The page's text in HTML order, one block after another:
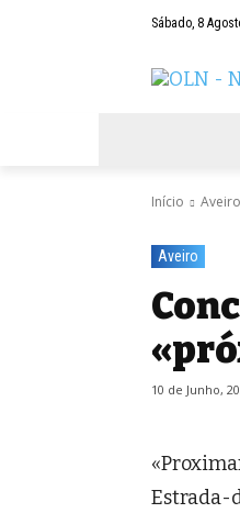
Sábado, 8
Início Aveiro
Aveiro
10 de Junho,
Estrada-